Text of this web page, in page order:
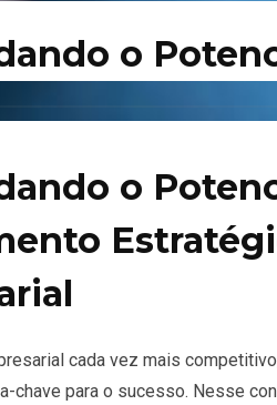
o
o
cada vez mais
chave para o sucesso. Nesse